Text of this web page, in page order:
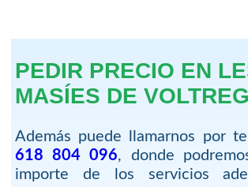
PEDIR PRECIO EN
MASÍES DE
Además puede llamarnos por
618 804 096, donde
importe de los servicios